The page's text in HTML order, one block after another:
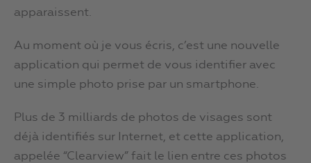
apparaissent.
Au moment où je vous écris, c’est une nouvelle
application qui permet de vous identifier avec
une simple photo prise par un smartphone.
Plus de 3 milliards de photos de visages sont
déjà identifiés sur Internet, et cette application,
appelée “Clearview” fait le lien entre ces photos